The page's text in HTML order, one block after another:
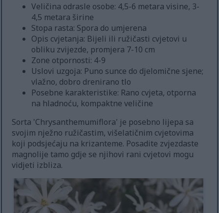
Veličina odrasle osobe: 4,5-6 metara visine, 3-
4,5 metara širine
Stopa rasta: Spora do umjerena
Opis cvjetanja: Bijeli ili ružičasti cvjetovi u
obliku zvijezde, promjera 7-10 cm
Zone otpornosti: 4-9
Uslovi uzgoja: Puno sunce do djelomične sjene;
vlažno, dobro drenirano tlo
Posebne karakteristike: Rano cvjeta, otporna
na hladnoću, kompaktne veličine
Sorta 'Chrysanthemumiflora' je posebno lijepa sa
svojim nježno ružičastim, višelatičnim cvjetovima
koji podsjećaju na krizanteme. Posadite zvjezdaste
magnolije tamo gdje se njihovi rani cvjetovi mogu
vidjeti izbliza.